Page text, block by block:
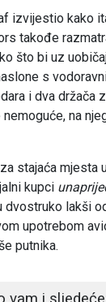
izvijestio kako
takođe
što bi uz
s
i dva držača
na
stajaća mjesta
kupci
dvostruko lakši
upotrebom
putnika.